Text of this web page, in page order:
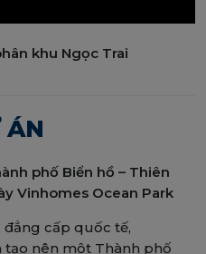
khu Ngọc Trai
ÁN
phố Biển hồ – Thiên
Vinhomes Ocean Park
cấp quốc tế,
tạo nên một Thành phố